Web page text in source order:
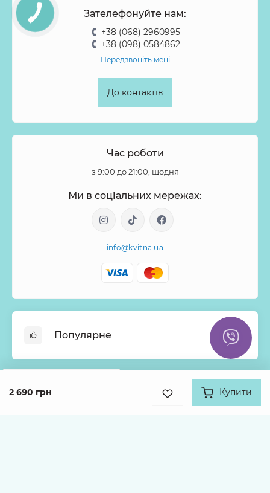
2 690 грн Купити
Зателефонуйте нам:
+38 (068) 2960995
+38 (098) 0584862
Передзвоніть мені
До контактів
Час роботи
з 9:00 до 21:00, щодня
Ми в соціальних мережах:
info@kvitna.ua
Популярне
Онлайн-Вітрина